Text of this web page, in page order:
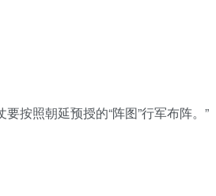
按照朝延预授的“阵图”行军布阵。”